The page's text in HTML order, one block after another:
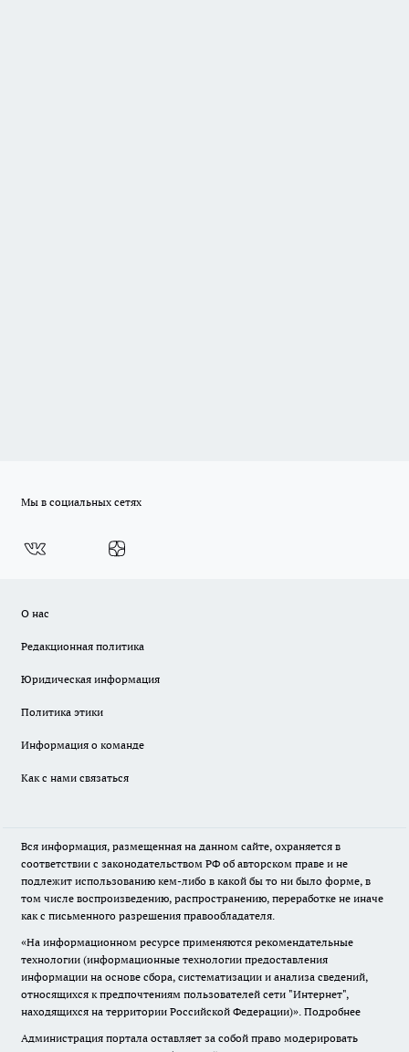
Мы в социальных сетях
О нас
Редакционная политика
Юридическая информация
Политика этики
Информация о команде
Как с нами связаться
Вся информация, размещенная на данном сайте, охраняется в
соответствии с законодательством РФ об авторском праве и не
подлежит использованию кем-либо в какой бы то ни было форме, в
том числе воспроизведению, распространению, переработке не иначе
как с письменного разрешения правообладателя.
«На информационном ресурсе применяются рекомендательные
технологии (информационные технологии предоставления
информации на основе сбора, систематизации и анализа сведений,
относящихся к предпочтениям пользователей сети "Интернет",
находящихся на территории Российской Федерации)». Подробнее
Администрация портала оставляет за собой право модерировать